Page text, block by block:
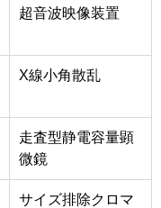
超音波映像装置
X線小角散乱
走査型静電容量顕
微鏡
サイズ排除クロマ